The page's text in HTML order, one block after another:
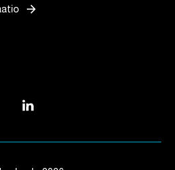
arrow_forward
välilehteen
uuteen välilehteen
avautuu uuteen välilehteen
Linkki avautuu uuteen välilehteen
LinkedIn, Linkki avautuu uuteen